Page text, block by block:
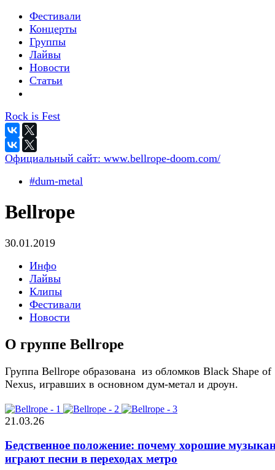
Фестивали
Концерты
Группы
Лайвы
Новости
Статьи
Rock is Fest
Официальный сайт: www.bellrope-doom.com/
#dum-metal
Bellrope
30.01.2019
Инфо
Лайвы
Клипы
Фестивали
Новости
О группе Bellrope
Группа Bellrope образована из обломков Black Shape of
Nexus, игравших в основном дум-метал и дроун.
21.03.26
Бедственное положение: почему хорошие
играют песни в переходах метро